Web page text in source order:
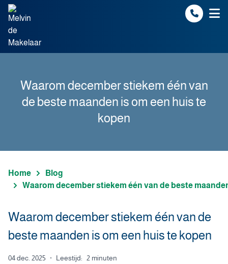
Spring naar inhoud
Waarom december stiekem één van
de beste maanden is om een huis te
kopen
Home
Blog
Waarom december stiekem één van de beste
Waarom december stiekem één van de
beste maanden is om een huis te kopen
04 dec. 2025 · Leestijd: 2 minuten